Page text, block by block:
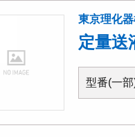
東京理化器
定量送
型番(一